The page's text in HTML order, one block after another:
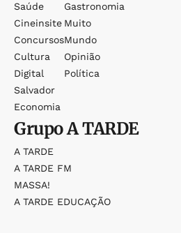
Saúde
Cineinsite
Concursos
Cultura
Digital
Salvador
Economia
Gastronomia
Muito
Mundo
Opinião
Política
GrupoA TARDE
A TARDE
A TARDE FM
MASSA!
A TARDE EDUCAÇÃO